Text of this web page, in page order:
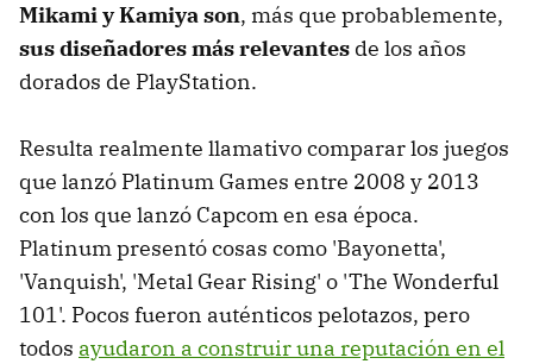
Mikami y Kamiya son, más que probablemente,
sus diseñadores más relevantes de los años
dorados de PlayStation.
Resulta realmente llamativo comparar los juegos
que lanzó Platinum Games entre 2008 y 2013
con los que lanzó Capcom en esa época.
Platinum presentó cosas como 'Bayonetta',
'Vanquish', 'Metal Gear Rising' o 'The Wonderful
101'. Pocos fueron auténticos pelotazos, pero
todos ayudaron a construir una reputación en el